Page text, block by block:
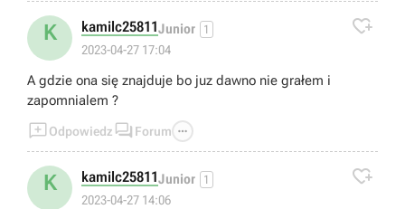
K kamilc25811Junior 1
2023-04-27 17:04

A gdzie ona się znajduje bo juz dawno nie grałem i
zapomnialem ?
Odpowiedz  Forum 
K kamilc25811Junior 1
2023-04-27 14:06
